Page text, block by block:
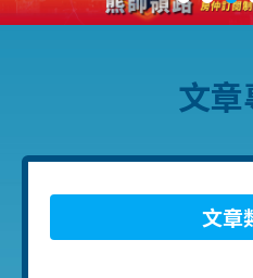
文
文章